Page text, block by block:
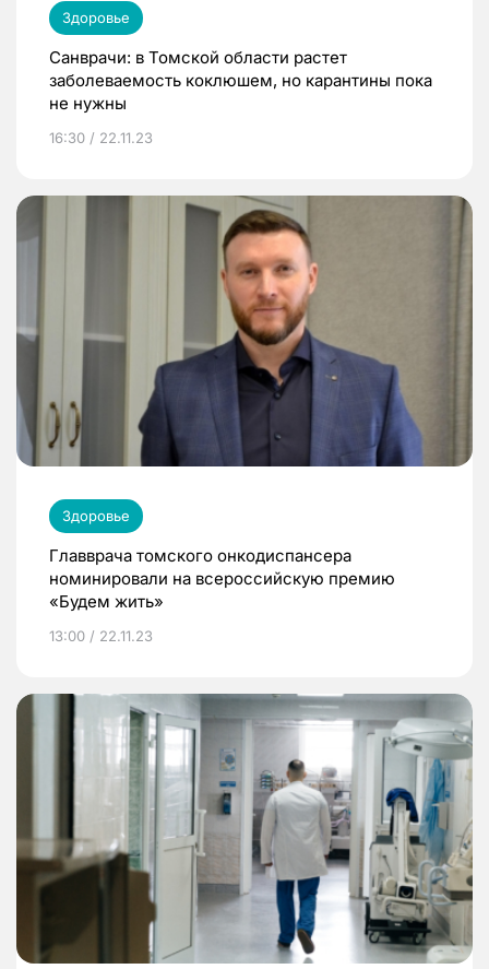
Здоровье
Санврачи: в Томской области растет
заболеваемость коклюшем, но карантины пока
не нужны
16:30 / 22.11.23
Здоровье
Главврача томского онкодиспансера
номинировали на всероссийскую премию
«Будем жить»
13:00 / 22.11.23